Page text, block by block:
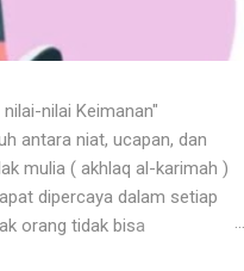
nilai Keimanan"
antara niat, ucapan, dan
mulia ( akhlaq al-karimah )
dipercaya dalam setiap
orang tidak bisa